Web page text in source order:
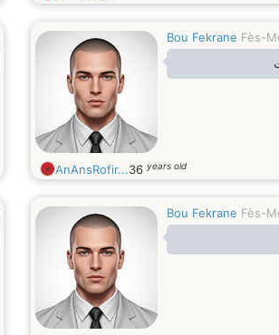
Bou Fekrane Fès-
AnAnsRofir...36 years old
Bou Fekrane Fès-